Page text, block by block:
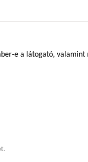
e a látogató,